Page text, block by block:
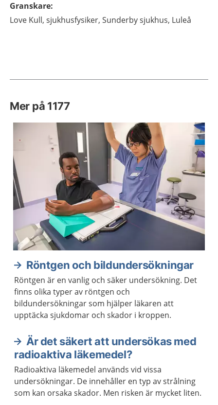
Granskare:
Love Kull, sjukhusfysiker, Sunderby sjukhus, Luleå
Mer på 1177
Röntgen och bildundersökningar
Röntgen är en vanlig och säker undersökning. Det
finns olika typer av röntgen och
bildundersökningar som hjälper läkaren att
upptäcka sjukdomar och skador i kroppen.
Är det säkert att undersökas med
radioaktiva läkemedel?
Radioaktiva läkemedel används vid vissa
undersökningar. De innehåller en typ av strålning
som kan orsaka skador. Men risken är mycket liten.